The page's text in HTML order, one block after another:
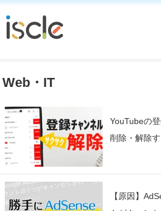
Web・IT
YouTubeの
削除・解除
【原因】